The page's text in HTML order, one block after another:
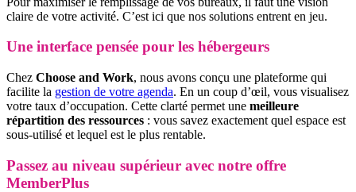
claire de votre activité. C’est ici que nos solutions entrent en jeu.
Une interface pensée pour les hébergeurs
Chez Choose and Work, nous avons conçu une plateforme qui
facilite la gestion de votre agenda. En un coup d’œil, vous visualisez
votre taux d’occupation. Cette clarté permet une meilleure
répartition des ressources : vous savez exactement quel espace est
sous-utilisé et lequel est le plus rentable.
Passez au niveau supérieur avec notre offre
MemberPlus